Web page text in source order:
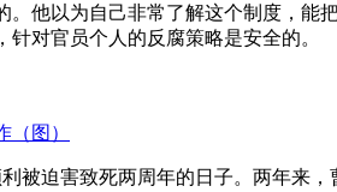
。他以为自己非常了解这个制度，能
对官员个人的反腐策略是安全的。
图）
被迫害致死两周年的日子。两年来